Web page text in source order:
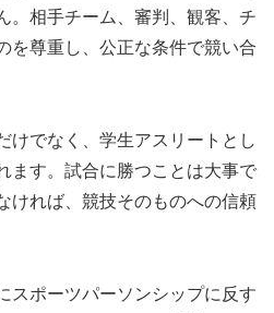
。相手チーム、審判、観客、チ
を尊重し、公正な条件で競い合
けでなく、学生アスリートとし
ます。試合に勝つことは大事で
ければ、競技そのものへの信頼
スポーツパーソンシップに反す